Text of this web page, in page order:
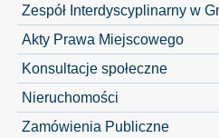
Zespół Interdyscyplinarny w
Akty Prawa Miejscowego
Konsultacje społeczne
Nieruchomości
Zamówienia Publiczne